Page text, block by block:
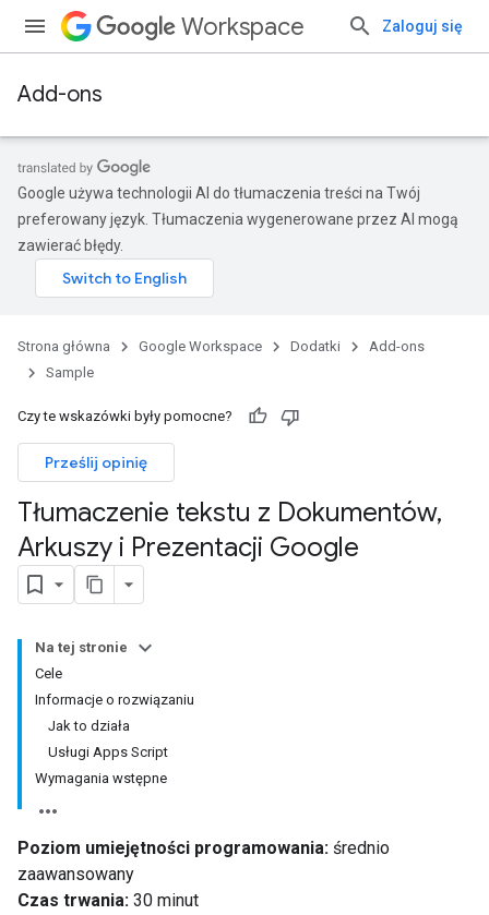
Workspace Zaloguj się
Add-ons
Google używa technologii AI do tłumaczenia treści na Twój
preferowany język. Tłumaczenia wygenerowane przez AI mogą
zawierać błędy.
Strona główna Google Workspace Dodatki
Add-ons
Sample
Czy te wskazówki były pomocne?
Prześlij opinię
Tłumaczenie tekstu z Dokumentów,
Arkuszy i Prezentacji Google
Na tej stronie
Cele
Informacje o rozwiązaniu
Jak to działa
Usługi Apps Script
Wymagania wstępne
Poziom umiejętności programowania: średnio
zaawansowany
Czas trwania: 30 minut